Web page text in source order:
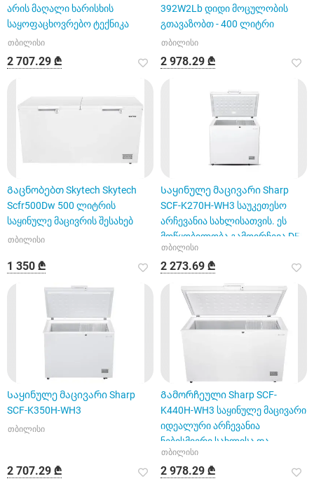
არის მაღალი ხარისხის
საყოფაცხოვრებო ტექნიკა
თბილისი
2 707.29 ₾
392W2Lb დიდი მოცულობის
გთავაზობთ - 400 ლიტრი
თბილისი
2 978.29 ₾
Გაცნობებთ Skytech Skytech
Scfr500Dw 500 ლიტრის
საყინულე მაცივრის შესახებ
თბილისი
1 350 ₾
Საყინულე მაცივარი Sharp
SCF-K270H-WH3 საუკეთესო
არჩევანია სახლისათვის. ეს
მოწყობილობა გამოირჩევა DEF
თბილისი
2 273.69 ₾
Საყინულე მაცივარი Sharp
SCF-K350H-WH3
თბილისი
2 707.29 ₾
Გამორჩეული Sharp SCF-
K440H-WH3 საყინულე მაცივარი
იდეალური არჩევანია
ნებისმიერი სახლისა და
ბაღისთვის
თბილისი
2 978.29 ₾